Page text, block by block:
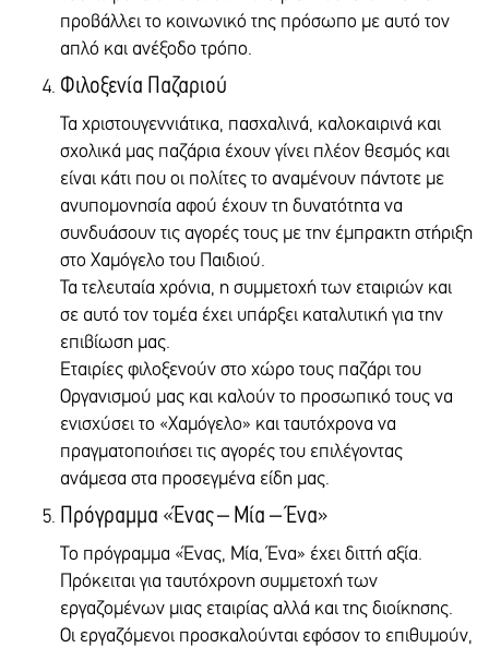
Το ποσό και η συχνότητα χρέωσης ορίζεται από εσάς ενώ σας
παρέχεται η δυνατότητα με ένα απλό τηλεφώνημα στα γραφεία του
συλλόγου μας, να κάνετε ανάκληση της πάγιας εντολής όποτε εσείς
επιθυμείτε.
Τράπεζες
ΕΘΝΙΚΗ ΤΡΑΠΕΖΑ ΤΗΣ ΕΛΛΑΔΟΣ
ALPHA BANK
GENIKI BANK
ΕΛΛΗΝΙΚΗ ΤΡΑΠΕΖΑ
EUROBANK
ΣΥΝΕΤΑΙΡΙΣΤΙΚΗ ΤΡΑΠΕΖΑ ΔΩΔΕΚΑΝΗΣΟΥ
ΣΥΝΕΤΑΙΡΙΣΤΙΚΗ ΤΡΑΠΕΖΑ ΗΠΕΙΡΟΥ
ΑΧΑΪΚΗ ΣΥΝΕΤΑΙΡΙΣΤΙΚΗ ΤΡΑΠΕΖΑ
ΣΥΝΕΤΑΙΡΙΣΤΙΚΗ ΤΡΑΠΕΖΑ ΠΕΛΟΠΟΝΝΗΣΟΥ
ΠΑΓΚΡΗΤΙΑ ΣΥΝΕΤΑΙΡΙΣΤΙΚΗ
ΤΡΑΠΕΖΑ ΠΕΙΡΑΙΩΣ
ΣΥΝΕΤΑΙΡΙΣΤΙΚΗ ΤΡΑΠΕΖΑ ΧΑΝΙΩΝ
ΣΥΝΕΤΑΙΡΙΣΤΙΚΗ ΤΡΑΠΕΖΑ ΚΑΡΔΙΤΣΑΣ
ΣΥΝΕΤΑΙΡΙΣΤΙΚΗ ΤΡΑΠΕΖΑ ΕΥΒΟΙΑΣ
ΣΥΝΕΤΑΙΡΙΣΤΙΚΗ ΤΡΑΠΕΖΑ ΣΕΡΡΩΝ
ΣΥΝΕΤΑΙΡΙΣΤΙΚΗ ΤΡΑΠΕΖΑ ΔΥΤΙΚΗΣ ΜΑΚΕΔΟΝΙΑΣ
ΣΥΝΕΤΑΙΡΙΣΤΙΚΗ ΤΡΑΠΕΖΑ ΘΕΣΣΑΛΙΑΣ
ΣΥΝΕΤΑΙΡΙΣΤΙΚΗ ΤΡΑΠΕΖΑ ΛΑΜΙΑΣ
ΣΥΝΕΤΑΙΡΙΣΤΙΚΗ ΤΡΑΠΕΖΑ ΕΒΡΟΥ
60 KIFISSIAS AV., 15125, AMAROUSSION, GREECE
BANK COUNTRY
GREECE
BRANCH CODE
DEPOSIT IN GBP (£)
ALPHA ΒΑΝΚ
BANK ACCOUNT
144-02-5001-000048
GR4901401440144025001000048
BANK'S INTERNATIONAL SWIFT CODE
CRBAGRAA
BENEFICIARY NAME OF THE ACCOUNT
"THE SMILE OF THE CHILD" (TO HAMOGELO TOY PAIDIOU)
BANK'S ADDRESS
60 KIFISSIAS AV., 15125, AMAROUSSION, GREECE
BANK COUNTRY
GREECE
BRANCH CODE
DEPOSIT IN CAD
ALPHA ΒΑΝΚ
προβάλλει το κοινωνικό της πρόσωπο με αυτό τον
απλό και ανέξοδο τρόπο.
Φιλοξενία Παζαριού
Τα χριστουγεννιάτικα, πασχαλινά, καλοκαιρινά και
σχολικά μας παζάρια έχουν γίνει πλέον θεσμός και
είναι κάτι που οι πολίτες το αναμένουν πάντοτε με
ανυπομονησία αφού έχουν τη δυνατότητα να
συνδυάσουν τις αγορές τους με την έμπρακτη στήριξη
στο Χαμόγελο του Παιδιού.
Τα τελευταία χρόνια, η συμμετοχή των εταιριών και
σε αυτό τον τομέα έχει υπάρξει καταλυτική για την
επιβίωση μας.
Εταιρίες φιλοξενούν στο χώρο τους παζάρι του
Οργανισμού μας και καλούν το προσωπικό τους να
ενισχύσει το «Χαμόγελο» και ταυτόχρονα να
πραγματοποιήσει τις αγορές του επιλέγοντας
ανάμεσα στα προσεγμένα είδη μας.
Πρόγραμμα «Ένας – Μία – Ένα»
Το πρόγραμμα «Ένας, Μία, Ένα» έχει διττή αξία.
Πρόκειται για ταυτόχρονη συμμετοχή των
εργαζομένων μιας εταιρίας αλλά και της διοίκησης.
Οι εργαζόμενοι προσκαλούνται εφόσον το επιθυμούν,